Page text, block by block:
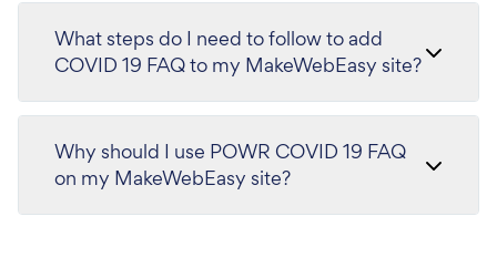
What steps do I need to follow to add
COVID 19 FAQ to my MakeWebEasy site?
Why should I use POWR COVID 19 FAQ
on my MakeWebEasy site?